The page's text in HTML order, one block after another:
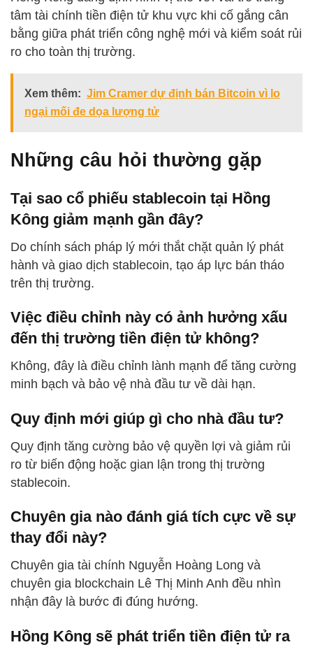
tâm tài chính tiền điện tử khu vực khi cố gắng cân
bằng giữa phát triển công nghệ mới và kiểm soát rủi
ro cho toàn thị trường.
Xem thêm: Jim Cramer dự định bán Bitcoin vì lo
ngại mối đe dọa lượng tử
Những câu hỏi thường gặp
Tại sao cổ phiếu stablecoin tại Hồng
Kông giảm mạnh gần đây?
Do chính sách pháp lý mới thắt chặt quản lý phát
hành và giao dịch stablecoin, tạo áp lực bán tháo
trên thị trường.
Việc điều chỉnh này có ảnh hưởng xấu
đến thị trường tiền điện tử không?
Không, đây là điều chỉnh lành mạnh để tăng cường
minh bạch và bảo vệ nhà đầu tư về dài hạn.
Quy định mới giúp gì cho nhà đầu tư?
Quy định tăng cường bảo vệ quyền lợi và giảm rủi
ro từ biến động hoặc gian lận trong thị trường
stablecoin.
Chuyên gia nào đánh giá tích cực về sự
thay đổi này?
Chuyên gia tài chính Nguyễn Hoàng Long và
chuyên gia blockchain Lê Thị Minh Anh đều nhìn
nhận đây là bước đi đúng hướng.
Hồng Kông sẽ phát triển tiền điện tử ra